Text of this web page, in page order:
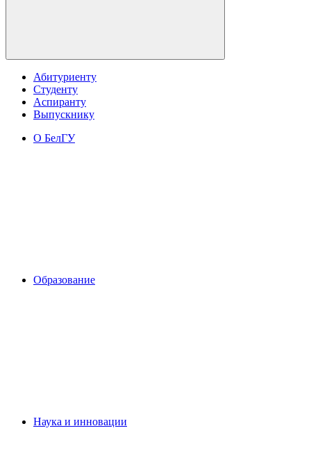
Абитуриенту
Студенту
Аспиранту
Выпускнику
О БелГУ
Образование
Наука и инновации